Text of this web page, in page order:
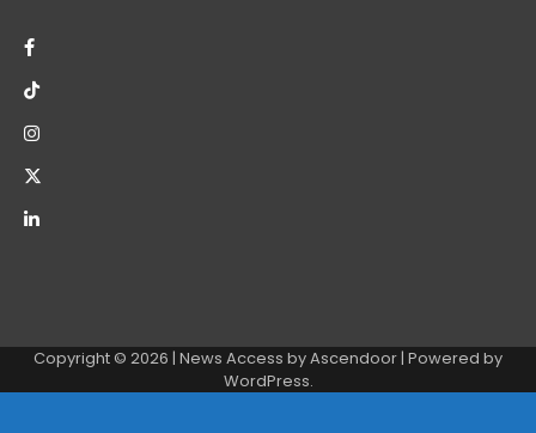
Copyright © 2026 | News Access byAscendoor| Powered by
WordPress.